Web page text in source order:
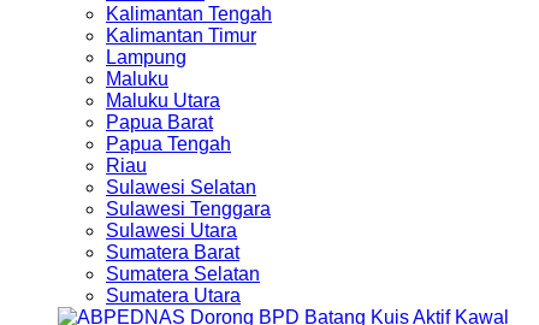
Kalimantan Tengah
Kalimantan Timur
Lampung
Maluku
Maluku Utara
Papua Barat
Papua Tengah
Riau
Sulawesi Selatan
Sulawesi Tenggara
Sulawesi Utara
Sumatera Barat
Sumatera Selatan
Sumatera Utara